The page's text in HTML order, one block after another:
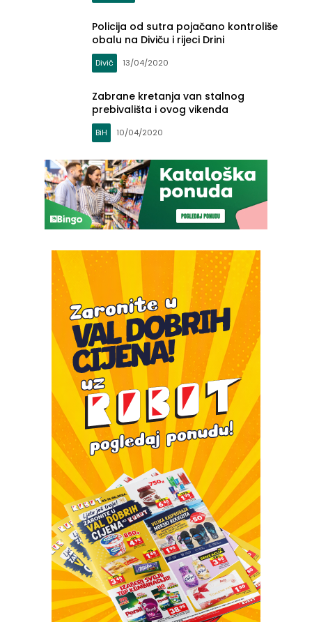
Policija od sutra pojačano kontroliše
obalu na Diviču i rijeci Drini
Divič 13/04/2020
Zabrane kretanja van stalnog
prebivališta i ovog vikenda
BiH 10/04/2020